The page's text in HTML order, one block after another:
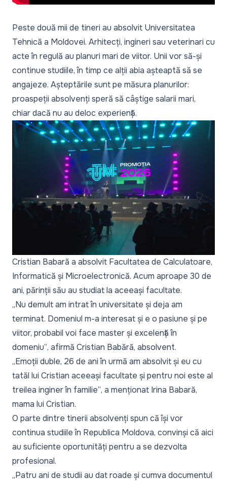
Peste două mii de tineri au absolvit Universitatea
Tehnică a Moldovei. Arhitecți, ingineri sau veterinari cu
acte în regulă au planuri mari de viitor. Unii vor să-și
continue studiile, în timp ce alții abia așteaptă să se
angajeze. Așteptările sunt pe măsura planurilor:
proaspeții absolvenți speră să câștige salarii mari,
chiar dacă nu au deloc experiență.
Cristian Babară a absolvit Facultatea de Calculatoare,
Informatică și Microelectronică. Acum aproape 30 de
ani, părinții său au studiat la aceeași facultate.
„Nu demult am intrat în universitate și deja am
terminat. Domeniul m-a interesat și e o pasiune și pe
viitor, probabil voi face master și excelență în
domeniu”, afirmă Cristian Babără, absolvent.
„Emoții duble, 26 de ani în urmă am absolvit și eu cu
tatăl lui Cristian aceeași facultate și pentru noi este al
treilea inginer în familie”, a menționat Irina Babară,
mama lui Cristian.
O parte dintre tinerii absolvenți spun că își vor
continua studiile în Republica Moldova, convinși că aici
au suficiente oportunități pentru a se dezvolta
profesional.
„Patru ani de studii au dat roade și cumva documentul